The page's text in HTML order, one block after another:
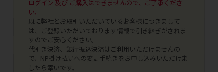
ログイン 及び ご購入はできませんので、ご了承くださ
い。
既に弊社とお取引いただいているお客様につきまして
は、ご登録いただいております情報で引き継ぎがされま
すのでご安心ください。
代引き決済、銀行振込決済はご利用いただけませんの
で、NP掛け払いへの変更手続きをお申し込みいただけま
したら幸いです。